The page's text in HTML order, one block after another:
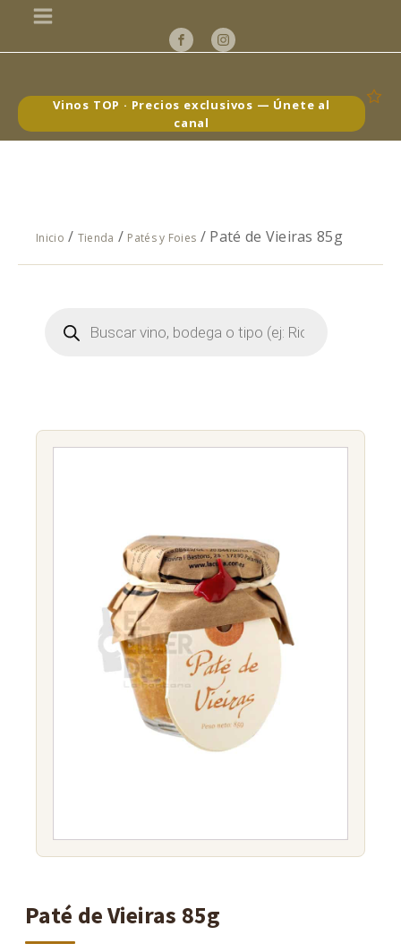
Vinos TOP · Precios exclusivos — Únete al
canal
Inicio / Tienda / Patés y Foies / Paté de Vieiras 85g
Búsqueda
Paté de Vieiras 85g